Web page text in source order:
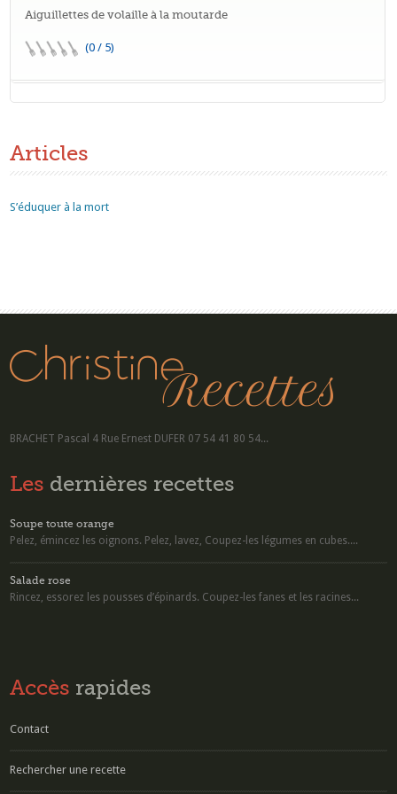
Aiguillettes de volaille à la moutarde
(0 / 5)
Articles
S’éduquer à la mort
BRACHET Pascal 4 Rue Ernest DUFER 07 54 41 80 54...
Les dernières recettes
Soupe toute orange
Pelez, émincez les oignons. Pelez, lavez, Coupez-les légumes en cubes....
Salade rose
Rincez, essorez les pousses d’épinards. Coupez-les fanes et les racines...
Accès rapides
Contact
Rechercher une recette